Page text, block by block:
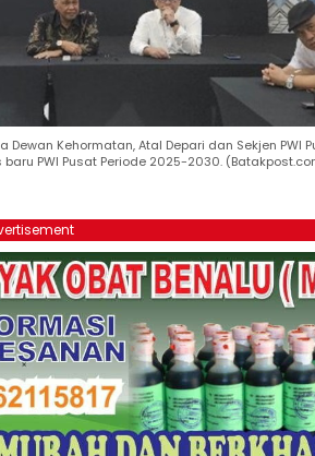
Kehormatan, Atal Depari dan Sekjen PWI
PWI Pusat Periode 2025-2030.